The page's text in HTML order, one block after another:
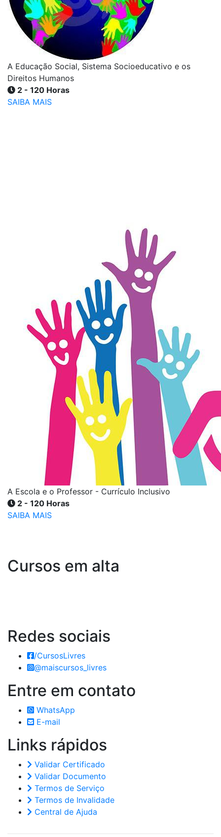
A Educação Social, Sistema Socioeducativo e os
Direitos Humanos
2 - 120 Horas
SAIBA MAIS
A Escola e o Professor - Currículo Inclusivo
2 - 120 Horas
SAIBA MAIS
Cursos em alta
Redes sociais
/CursosLivres
@maiscursos_livres
Entre em contato
WhatsApp
E-mail
Links rápidos
Validar Certificado
Validar Documento
Termos de Serviço
Termos de Invalidade
Central de Ajuda